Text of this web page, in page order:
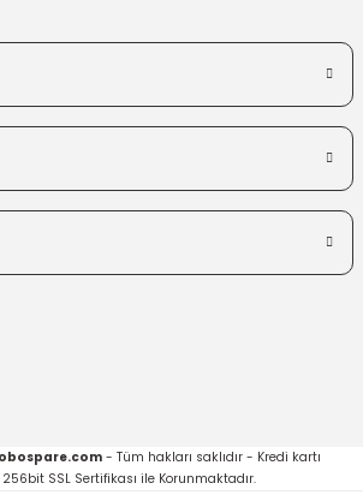
- Tüm hakları saklıdır - Kredi kartı
SSL Sertifikası ile Korunmaktadır.